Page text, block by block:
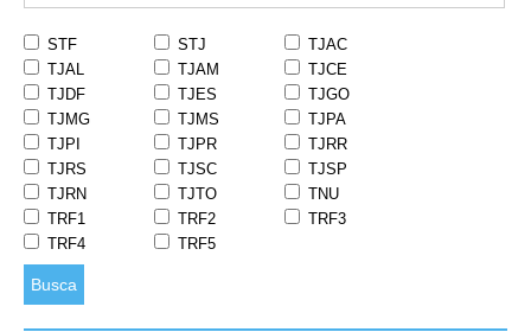
STF STJ
TJAC
TJAL
TJAM
TJCE
TJDF
TJES
TJGO
TJMG
TJMS
TJPA
TJPI
TJPR
TJRR
TJRS
TJSC
TJSP
TJRN
TJTO
TNU
TRF1
TRF2
TRF3
TRF4
TRF5
Busca